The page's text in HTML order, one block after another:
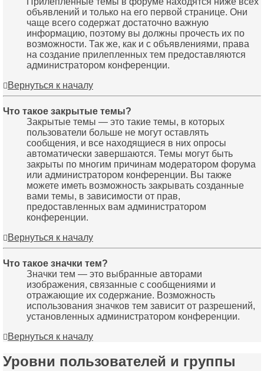
объявлений и только на его первой странице. Они
чаще всего содержат достаточно важную
информацию, поэтому вы должны прочесть их по
возможности. Так же, как и с объявлениями, права
на создание прилепленных тем предоставляются
администратором конференции.
Вернуться к началу
Что такое закрытые темы?
Закрытые темы — это такие темы, в которых
пользователи больше не могут оставлять
сообщения, и все находящиеся в них опросы
автоматически завершаются. Темы могут быть
закрыты по многим причинам модератором форума
или администратором конференции. Вы также
можете иметь возможность закрывать созданные
вами темы, в зависимости от прав,
предоставленных вам администратором
конференции.
Вернуться к началу
Что такое значки тем?
Значки тем — это выбранные авторами
изображения, связанные с сообщениями и
отражающие их содержание. Возможность
использования значков тем зависит от разрешений,
установленных администратором конференции.
Вернуться к началу
Уровни пользователей и группы